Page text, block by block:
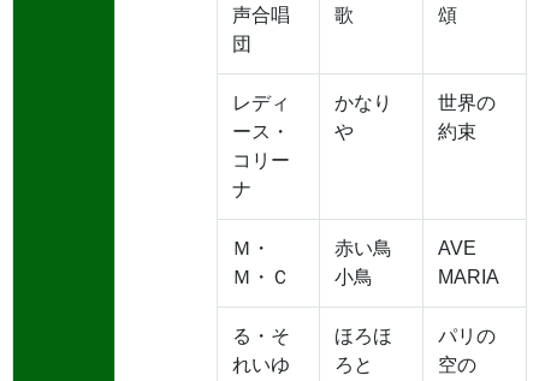
声合唱
団
歌
頌
レディ
ース・
コリー
ナ
かなり
や
世界の
約束
Ｍ・
Ｍ・Ｃ
赤い鳥
小鳥
AVE
MARIA
る・そ
れいゆ
ほろほ
ろと
パリの
空の